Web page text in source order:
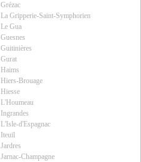
Grézac
La Gripperie-Saint-Symphorien
Le Gua
Guesnes
Guitinières
Gurat
Haims
Hiers-Brouage
Hiesse
L'Houmeau
Ingrandes
L'Isle-d'Espagnac
Iteuil
Jardres
Jarnac-Champagne